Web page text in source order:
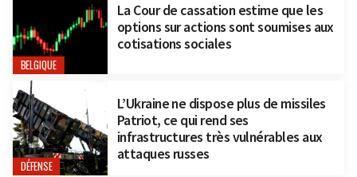
BELGIQUE
La Cour de cassation estime que les
options sur actions sont soumises aux
cotisations sociales
DÉFENSE
L’Ukraine ne dispose plus de missiles
Patriot, ce qui rend ses
infrastructures très vulnérables aux
attaques russes